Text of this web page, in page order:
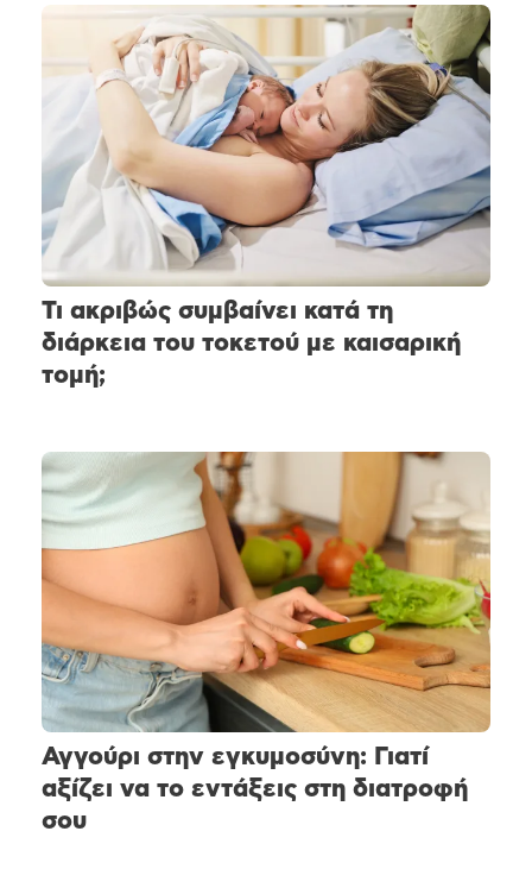
Τι ακριβώς συμβαίνει κατά τη
διάρκεια του τοκετού με καισαρική
τομή;
Αγγούρι στην εγκυμοσύνη: Γιατί
αξίζει να το εντάξεις στη διατροφή
σου